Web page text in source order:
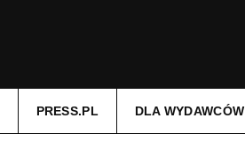
PRESS.PL DLA WYDAWCÓW